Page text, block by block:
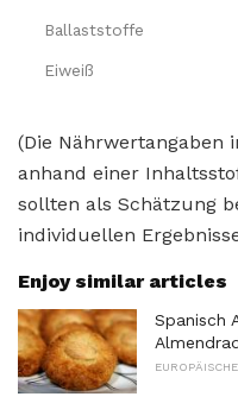
Ballaststoffe
Eiweiß
(Die Nährwertangaben
anhand einer
sollten als Schätzung
individuellen
Enjoy similar articles
Spanisch